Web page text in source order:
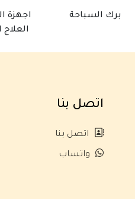
برك السباحة
اجهزة
العلاج
اتصل بنا
اتصل بنا
واتساب